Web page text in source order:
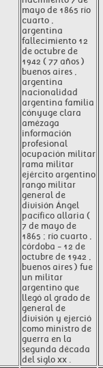
mayo de 1865 río
cuarto ,
argentina
fallecimiento 12
de octubre de
1942 ( 77 años )
buenos aires ,
argentina
nacionalidad
argentina familia
cónyuge clara
amézaga
información
profesional
ocupación militar
rama militar
ejército argentino
rango militar
general de
división Ángel
pacífico allaria (
7 de mayo de
1865 ; río cuarto ,
córdoba - 12 de
octubre de 1942 ,
buenos aires ) fue
un militar
argentino que
llegó al grado de
general de
división y ejerció
como ministro de
guerra en la
segunda década
del siglo xx .